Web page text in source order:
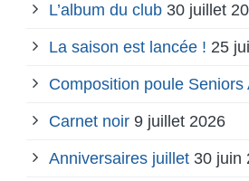
L’album du club 30 juillet
La saison est lancée ! 25
Composition poule Seniors
Carnet noir 9 juillet 2026
Anniversaires juillet 30 juin